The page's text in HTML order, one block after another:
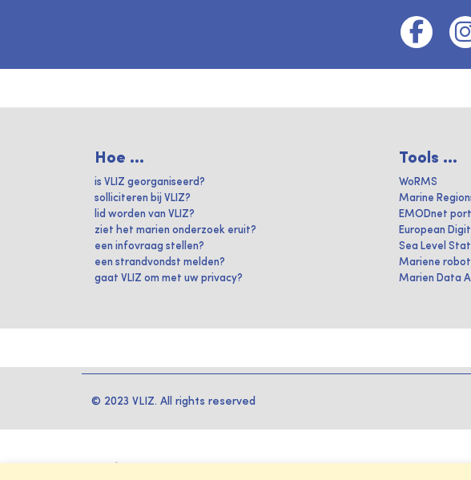
Hoe ...
is VLIZ georganiseerd?
solliciteren bij VLIZ?
lid worden van VLIZ?
ziet het marien onderzoek eruit?
een infovraag stellen?
een strandvondst melden?
gaat VLIZ om met uw privacy?
Tools ...
WoRMS
Marine
EMODnet
European
Sea Level
Mariene
Marien Data
© 2023 VLIZ. All rights reserved